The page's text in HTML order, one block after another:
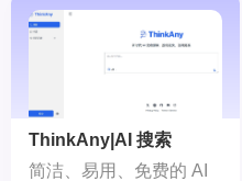
PubMed数据库，为用户
提供了一个丰富的科研图
片资源库。
ThinkAny|AI 搜索
简洁、易用、免费的 AI